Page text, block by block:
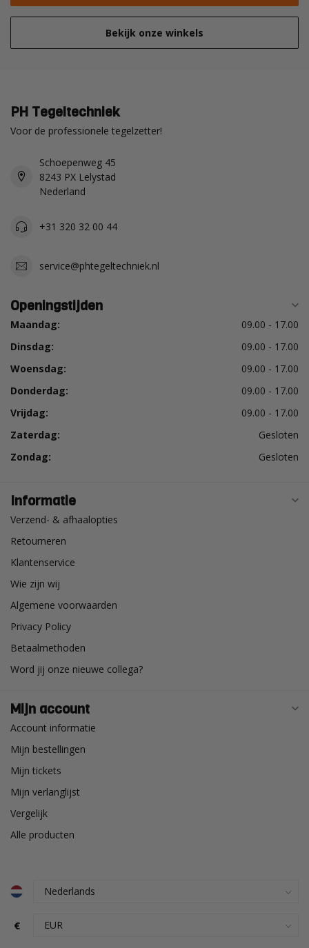
Bekijk onze winkels
PH Tegeltechniek
Voor de professionele tegelzetter!
Schoepenweg 45
8243 PX Lelystad
Nederland
+31 320 32 00 44
service@phtegeltechniek.nl
Openingstijden
Maandag:
09.00 - 17.00
Dinsdag:
09.00 - 17.00
Woensdag:
09.00 - 17.00
Donderdag:
09.00 - 17.00
Vrijdag:
09.00 - 17.00
Zaterdag:
Gesloten
Zondag:
Gesloten
Informatie
Verzend- & afhaalopties
Retourneren
Klantenservice
Wie zijn wij
Algemene voorwaarden
Privacy Policy
Betaalmethoden
Word jij onze nieuwe collega?
Mijn account
Account informatie
Mijn bestellingen
Mijn tickets
Mijn verlanglijst
Vergelijk
Alle producten
€